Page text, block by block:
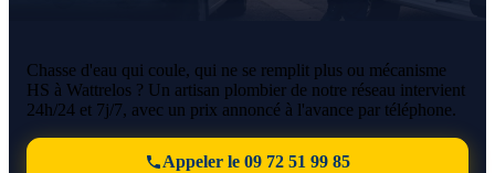
Chasse d'eau qui coule, qui ne se remplit plus ou mécanisme
HS à Wattrelos ? Un artisan plombier de notre réseau intervient
24h/24 et 7j/7, avec un prix annoncé à l'avance par téléphone.
Appeler le 09 72 51 99 85